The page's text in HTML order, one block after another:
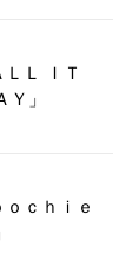
Ｌ ＩＴ
」
ｃｈｉｅ